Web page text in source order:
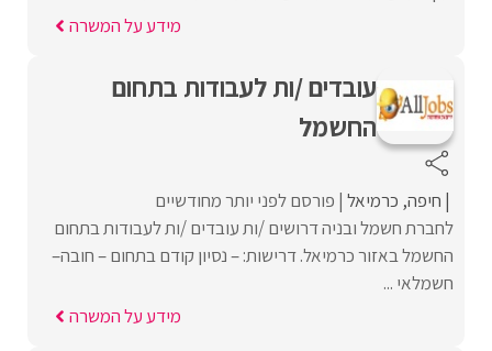
מידע על המשרה
עובדים /ות לעבודות בתחום
החשמל
חיפה כרמיאל פורסם לפני יותר מחודשיים
לחברת חשמל ובניה דרושים /ות עובדים /ות לעבודות בתחום
החשמל באזור כרמיאל. דרישות: – נסיון קודם בתחום – חובה–
חשמלאי ...
מידע על המשרה